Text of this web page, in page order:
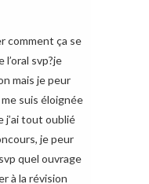
comment ça se
svp?je
mais je peur
suis éloignée
j’ai tout oublié
je peur
quel ouvrage
à la révision